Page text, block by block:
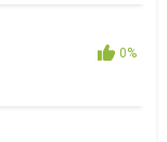
0%